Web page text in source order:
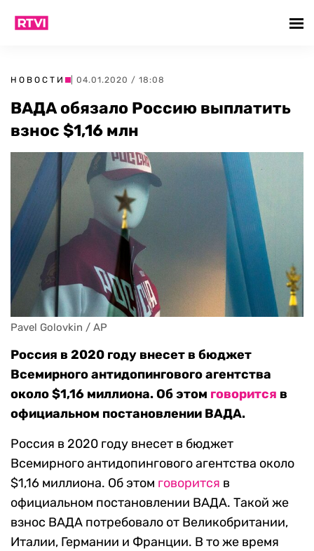
НОВОСТИ | 04.01.2020 / 18:08
ВАДА обязало Россию выплатить
взнос $1,16 млн
Pavel Golovkin / AP
Россия в 2020 году внесет в бюджет
Всемирного антидопингового агентства
около $1,16 миллиона. Об этом говорится в
официальном постановлении ВАДА.
Россия в 2020 году внесет в бюджет
Всемирного антидопингового агентства около
$1,16 миллиона. Об этом говорится в
официальном постановлении ВАДА. Такой же
взнос ВАДА потребовало от Великобритании,
Италии, Германии и Франции. В то же время